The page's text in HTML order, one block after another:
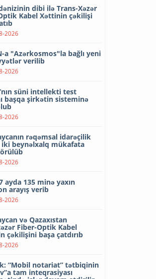
dibi ilə Trans-Xəzər
Kabel Xəttinin çəkilişi
2026
a "Azərkosmos"la bağlı yeni
verilib
2026
süni intellekti test
başqa şirkətin sisteminə
2026
rəqəmsal idarəçilik
beynəlxalq mükafata
2026
ayda 135 minə yaxın
arayış verib
2026
və Qazaxıstan
Fiber-Optik Kabel
çəkilişini başa çatdırıb
2026
“Mobil notariat” tətbiqinin
tam inteqrasiyası